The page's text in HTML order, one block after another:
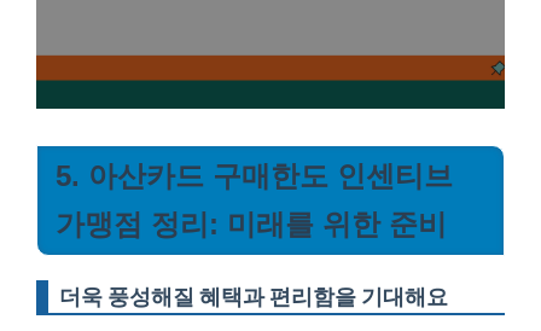
5. 아산카드 구매한도 인센티브
가맹점 정리: 미래를 위한 준비
더욱 풍성해질 혜택과 편리함을 기대해요